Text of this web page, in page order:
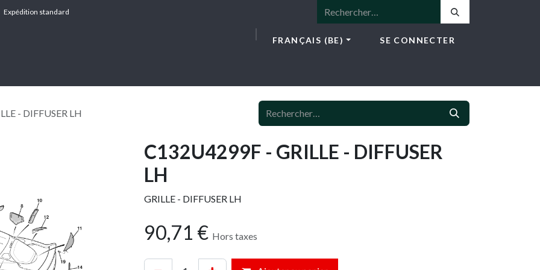
Expédition standard
FRANÇAIS (BE) SE CONNECTER
- DIFFUSER LH
C132U4299F - GRILLE - DIFFUSER
LH
GRILLE - DIFFUSER LH
90,71 € Hors taxes